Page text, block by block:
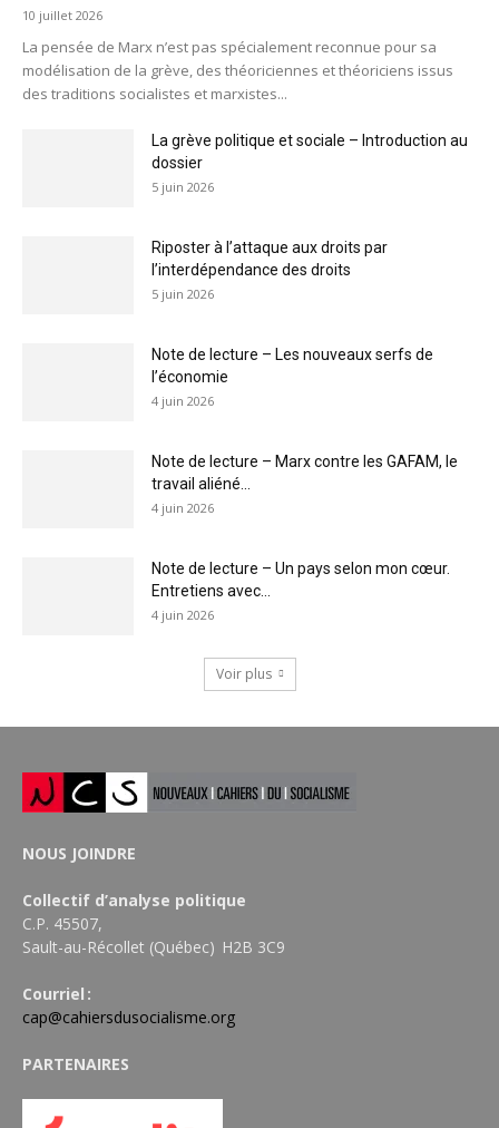
10 juillet 2026
La pensée de Marx n’est pas spécialement reconnue pour sa
modélisation de la grève, des théoriciennes et théoriciens issus
des traditions socialistes et marxistes...
La grève politique et sociale – Introduction au
dossier
5 juin 2026
Riposter à l’attaque aux droits par
l’interdépendance des droits
5 juin 2026
Note de lecture – Les nouveaux serfs de
l’économie
4 juin 2026
Note de lecture – Marx contre les GAFAM, le
travail aliéné...
4 juin 2026
Note de lecture – Un pays selon mon cœur.
Entretiens avec...
4 juin 2026
Voir plus
NOUS JOINDRE
Collectif d’analyse politique
C.P. 45507,
Sault-au-Récollet (Québec) H2B 3C9
Courriel :
cap@cahiersdusocialisme.org
PARTENAIRES